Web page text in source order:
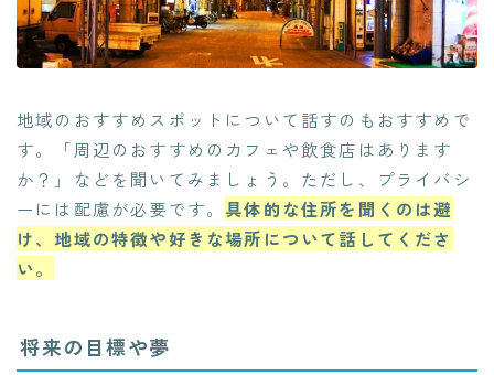
地域のおすすめスポットについて話すのもおすすめで
す。「周辺のおすすめのカフェや飲食店はあります
か？」などを聞いてみましょう。ただし、プライバシ
ーには配慮が必要です。 具体的な住所を聞くのは避
け、地域の特徴や好きな場所について話してくださ
い。
将来の目標や夢